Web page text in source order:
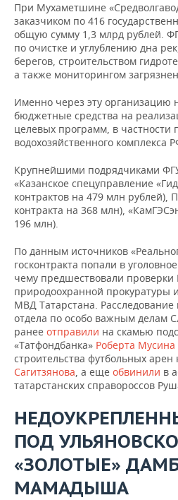
При Мухаметшине
заказчиком по 416
общую сумму 1,3 млрд рублей.
по очистке и углублению дна
берегов, строительством
а также мониторингом
Именно через эту организацию
бюджетные средства на
целевых программ, в
водохозяйственного комплекса
Крупнейшими подрядчиками
«Казанское спецуправление
контрактов на 479 млн рублей),
контракта на 368 млн),
196 млн).
По данным источников
госконтракта попали в
чему предшествовали проверки
природоохранной прокуратуры
МВД Татарстана. Расследование
отдела по особо важным делам
ранее отправили на скамью
«Татфондбанка» Роберта Мусина
строительства футбольных
Сагитзянова, а еще обвинили в
татарстанских справороссов
ПОД
«ЗОЛОТЫЕ»
МАМАДЫША